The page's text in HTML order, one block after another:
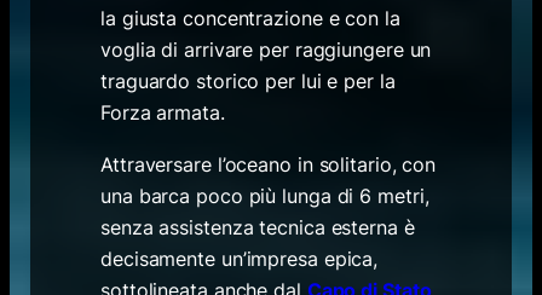
la giusta concentrazione e con la
voglia di arrivare per raggiungere un
traguardo storico per lui e per la
Forza armata.
Attraversare l’oceano in solitario, con
una barca poco più lunga di 6 metri,
senza assistenza tecnica esterna è
decisamente un’impresa epica,
sottolineata anche dal Capo di Stato